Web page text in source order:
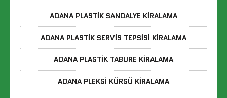
ADANA PLASTIK SANDALYE KIRALAMA
ADANA PLASTIK SERVIS TEPSISI KIRALAMA
ADANA PLASTIK TABURE KIRALAMA
ADANA PLEKSI KÜRSÜ KIRALAMA